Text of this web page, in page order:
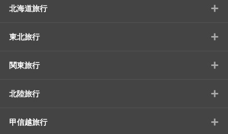
北海道旅行 +
東北旅行 +
関東旅行 +
北陸旅行 +
甲信越旅行 +